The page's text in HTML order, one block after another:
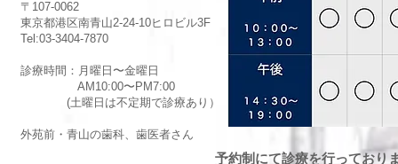
〒107-0062
東京都港区南青山2-24-10ヒロビル3F
Tel:03-3404-7870
診療時間：月曜日〜金曜日
AM10:00〜PM7:00
(土曜日は不定期で診療あり）
外苑前・青山の歯科、歯医者さん
予約制にて診療を行っており